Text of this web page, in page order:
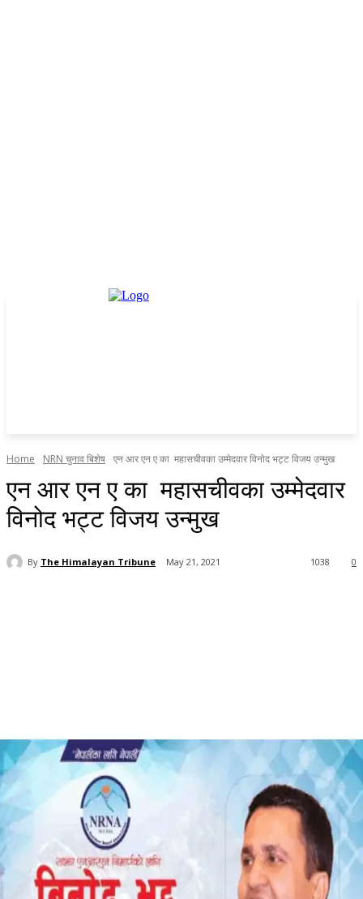
Home NRN चुनाव बिशेष एन आर एन ए का महासचीवका उम्मेदवार विनोद भट्ट विजय उन्मुख
एन आर एन ए का महासचीवका उम्मेदवार
विनोद भट्ट विजय उन्मुख
By The Himalayan Tribune May 21, 2021 0
1038